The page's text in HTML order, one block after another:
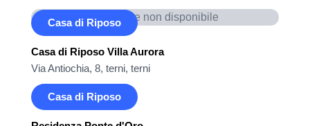
Immagine non disponibile
Casa di Riposo
Casa di Riposo Villa Aurora
Via Antiochia, 8, terni, terni
Casa di Riposo